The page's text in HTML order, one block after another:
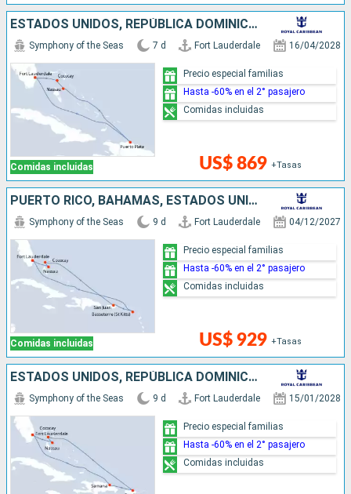
ESTADOS UNIDOS, REPÚBLICA DOMINICANA, BAHAMAS
Comidas incluidas
Symphony of the Seas 7 d Fort Lauderdale 16/04/2028
US$ 869 +Tasas
Precio especial familias
Hasta -60% en el 2° pasajero
Comidas incluidas
PUERTO RICO, BAHAMAS, ESTADOS UNIDOS
Comidas incluidas
Symphony of the Seas 9 d Fort Lauderdale 04/12/2027
US$ 929 +Tasas
Precio especial familias
Hasta -60% en el 2° pasajero
Comidas incluidas
ESTADOS UNIDOS, REPÚBLICA DOMINICANA, PUERTO RICO, BAHAMAS
Symphony of the Seas 9 d Fort Lauderdale 15/01/2028
Precio especial familias
Hasta -60% en el 2° pasajero
Comidas incluidas